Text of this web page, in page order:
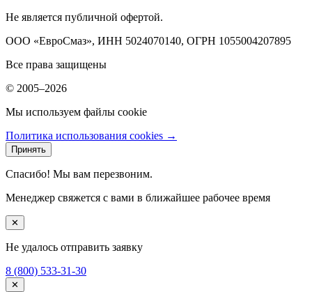
Не является публичной офертой.
ООО «ЕвроСмаз», ИНН 5024070140, ОГРН 1055004207895
Все права защищены
© 2005–2026
Мы используем файлы cookie
Политика использования cookies →
Принять
Спасибо! Мы вам перезвоним.
Менеджер свяжется с вами в ближайшее рабочее время
✕
Не удалось отправить заявку
8 (800) 533-31-30
✕